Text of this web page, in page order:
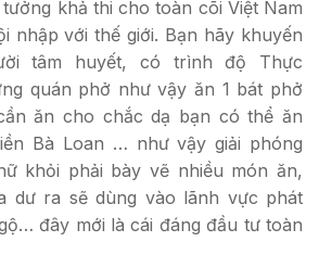
khả thi cho toàn cõi Việt Nam
nhập với thế giới. Bạn hãy khuyến
tâm huyết, có trình độ Thực
quán phở như vậy ăn 1 bát phở
ăn cho chắc dạ bạn có thể ăn
Bà Loan … như vậy giải phóng
khỏi phải bày vẽ nhiều món ăn,
dư ra sẽ dùng vào lãnh vực phát
đây mới là cái đáng đầu tư toàn